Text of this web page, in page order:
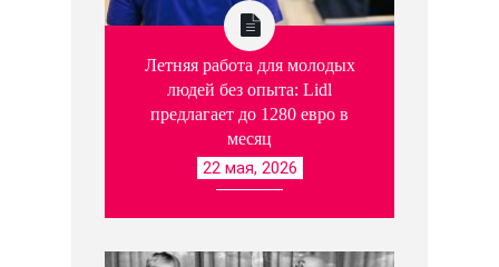
Летняя работа для молодых
людей без опыта: Lidl
предлагает до 1280 евро в
месяц
22 мая, 2026